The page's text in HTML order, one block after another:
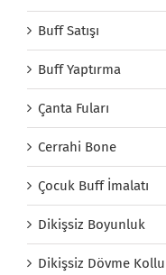
Buff Satışı
Buff Yaptırma
Çanta Fuları
Cerrahi Bone
Çocuk Buff İmalatı
Dikişsiz Boyunluk
Dikişsiz Dövme